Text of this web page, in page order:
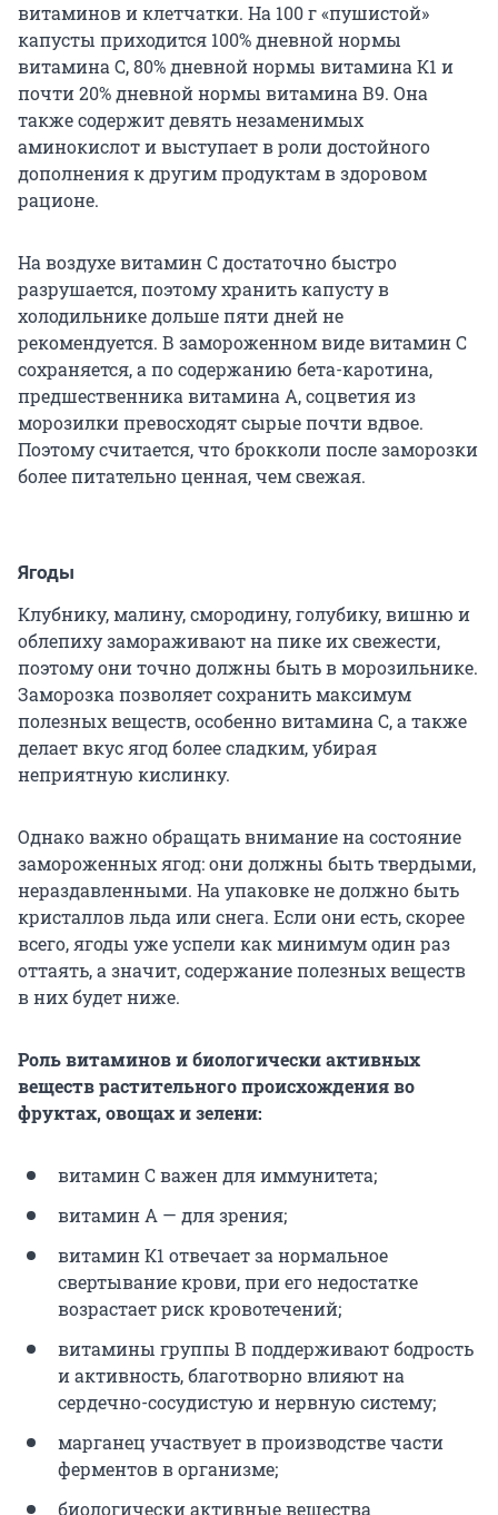
витаминов и клетчатки. На 100 г «пушистой»
капусты приходится 100% дневной нормы
витамина С, 80% дневной нормы витамина К1 и
почти 20% дневной нормы витамина В9. Она
также содержит девять незаменимых
аминокислот и выступает в роли достойного
дополнения к другим продуктам в здоровом
рационе.
На воздухе витамин C достаточно быстро
разрушается, поэтому хранить капусту в
холодильнике дольше пяти дней не
рекомендуется. В замороженном виде витамин С
сохраняется, а по содержанию бета-каротина,
предшественника витамина А, соцветия из
морозилки превосходят сырые почти вдвое.
Поэтому считается, что брокколи после заморозки
более питательно ценная, чем свежая.
Ягоды
Клубнику, малину, смородину, голубику, вишню и
облепиху замораживают на пике их свежести,
поэтому они точно должны быть в морозильнике.
Заморозка позволяет сохранить максимум
полезных веществ, особенно витамина С, а также
делает вкус ягод более сладким, убирая
неприятную кислинку.
Однако важно обращать внимание на состояние
замороженных ягод: они должны быть твердыми,
нераздавленными. На упаковке не должно быть
кристаллов льда или снега. Если они есть, скорее
всего, ягоды уже успели как минимум один раз
оттаять, а значит, содержание полезных веществ
в них будет ниже.
Роль витаминов и биологически активных
веществ растительного происхождения во
фруктах, овощах и зелени:
витамин С важен для иммунитета;
витамин А — для зрения;
витамин К1 отвечает за нормальное
свертывание крови, при его недостатке
возрастает риск кровотечений;
витамины группы В поддерживают бодрость
и активность, благотворно влияют на
сердечно-сосудистую и нервную систему;
марганец участвует в производстве части
ферментов в организме;
биологически активные вещества